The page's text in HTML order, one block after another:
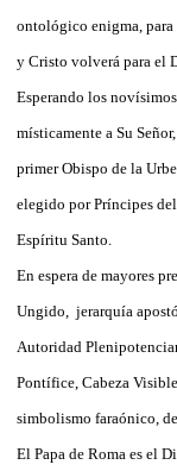
ontológico enigma, para
y Cristo volverá para el
Esperando los
místicamente a Su
primer Obispo de la
elegido por Príncipes
Espíritu Santo.
En espera de mayores
Ungido,
jerarquía
Autoridad
Pontífice, Cabeza
simbolismo faraónico,
El Papa de Roma es el